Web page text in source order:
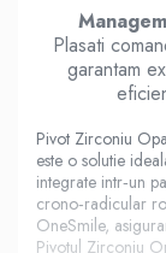
Plasati
garantam
Pivot Zirconiu
este o solutie
integrate intr‑un
crono‑radicular
OneSmile,
Pivotul Zirconiu